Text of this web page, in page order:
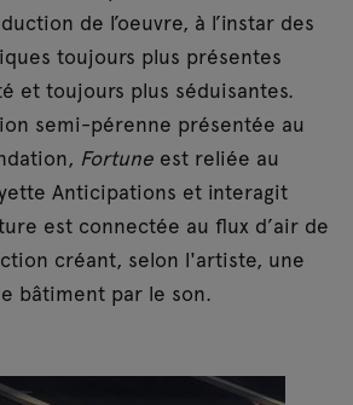
de l’oeuvre, à l’instar des
toujours plus présentes
et toujours plus séduisantes.
semi-pérenne présentée au
Fortune est reliée au
Anticipations et interagit
est connectée au flux d’air de
créant, selon l'artiste, une
bâtiment par le son.